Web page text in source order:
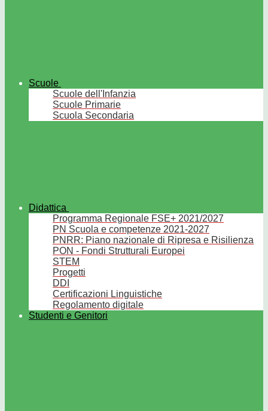
Scuole
Scuole dell'Infanzia
Scuole Primarie
Scuola Secondaria
Didattica
Programma Regionale FSE+ 2021/2027
PN Scuola e competenze 2021-2027
PNRR: Piano nazionale di Ripresa e Risilienza
PON - Fondi Strutturali Europei
STEM
Progetti
DDI
Certificazioni Linguistiche
Regolamento digitale
Studenti e Genitori